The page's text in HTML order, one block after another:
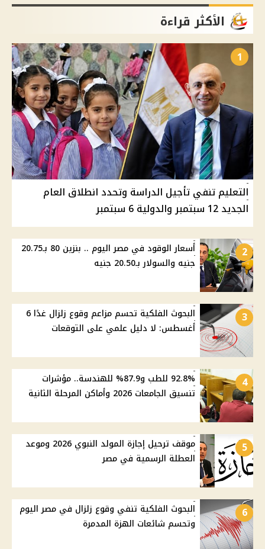
الأكثر قراءة
1
التعليم تنفي تأجيل الدراسة وتحدد انطلاق العام
الجديد 12 سبتمبر والدولية 6 سبتمبر
2
أسعار الوقود في مصر اليوم .. بنزين 80 بـ20.75
جنيه والسولار بـ20.50 جنيه
3
البحوث الفلكية تحسم مزاعم وقوع زلزال غدًا 6
أغسطس: لا دليل علمي على التوقعات
4
92.8% للطب و87.9% للهندسة.. مؤشرات
تنسيق الجامعات 2026 وأماكن المرحلة الثانية
5
موقف ترحيل إجازة المولد النبوي 2026 وموعد
العطلة الرسمية في مصر
6
البحوث الفلكية تنفي وقوع زلزال في مصر اليوم
وتحسم شائعات الهزة المدمرة